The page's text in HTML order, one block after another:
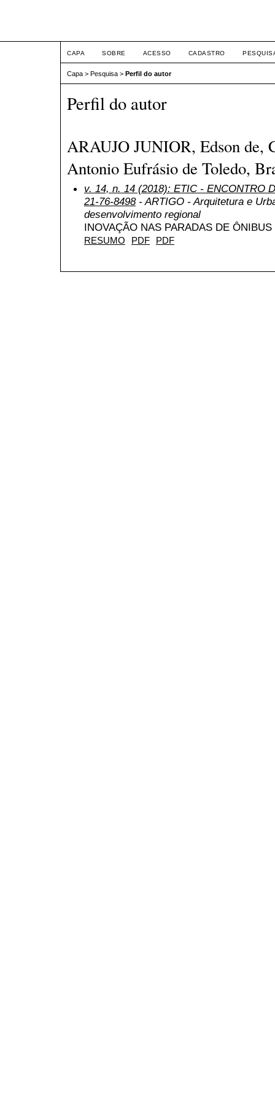
CAPA SOBRE ACESSO CADASTRO
Capa > Pesquisa > Perfil do autor
Perfil do autor
ARAUJO JUNIOR, Edson de,
Antonio Eufrásio de Toledo,
v. 14, n. 14 (2018): ETIC - ENCONTRO
21-76-8498- ARTIGO - Arquitetura e
desenvolvimento regional
INOVAÇÃO NAS PARADAS DE
RESUMO PDF PDF